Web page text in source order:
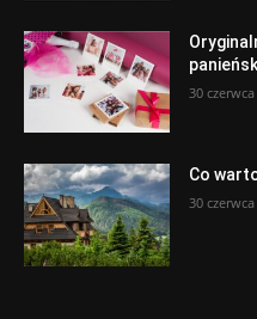
30
Co
30